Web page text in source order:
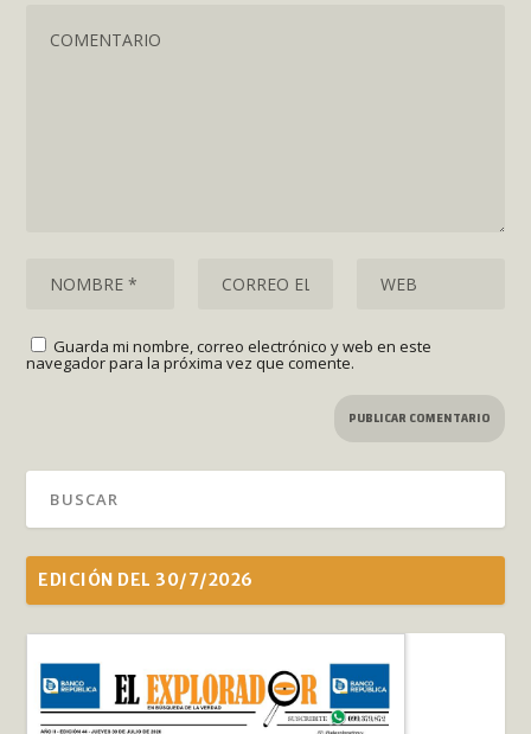
Guarda mi nombre, correo electrónico y web en este
navegador para la próxima vez que comente.
EDICIÓN DEL 30/7/2026